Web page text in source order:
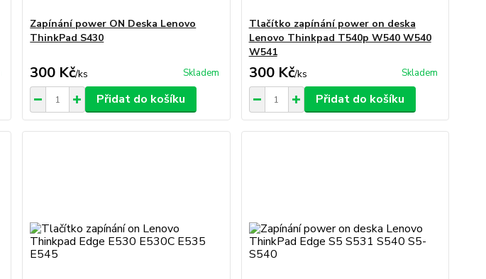
Zapínání power ON Deska Lenovo
ThinkPad S430
300 Kč/ks Skladem
Přidat do košíku
Tlačítko zapínání power on deska
Lenovo Thinkpad T540p W540 W540
W541
300 Kč/ks Skladem
Přidat do košíku